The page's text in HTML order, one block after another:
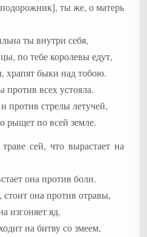
ты же, о матерь
ты внутри себя,
по тебе королевы едут,
быки над тобою.
против всех устояла.
против стрелы летучей,
рыщет по всей земле.
сей, что вырастает на
она против боли.
она против отравы,
изгоняет яд.
на битву со змеем,